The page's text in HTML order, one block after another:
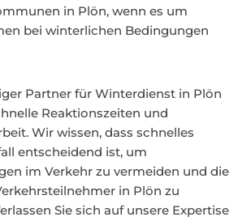
in Plön, wenn es um
bei winterlichen Bedingungen
Partner für Winterdienst in Plön
Reaktionszeiten und
Wir wissen, dass schnelles
entscheidend ist, um
im Verkehr zu vermeiden und die
in Plön zu
Sie sich auf unsere Expertise